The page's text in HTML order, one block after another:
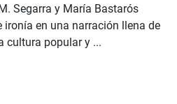
Segarra y María Bastarós
ironía en una narración llena de
cultura popular y ...